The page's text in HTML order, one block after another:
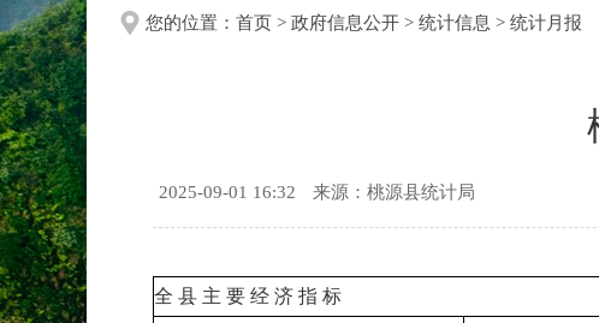
您的位置： 首页 > 政府信息公开 > 统计信息 > 统计月报
2025-09-01 16:32 来源：桃源县统计局
全 县 主 要 经 济 指 标